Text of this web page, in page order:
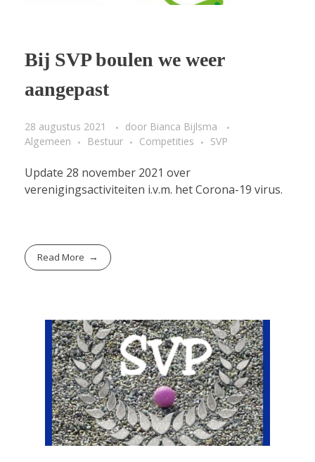
Bij SVP boulen we weer
aangepast
28 augustus 2021 door Bianca Bijlsma
Algemeen
Bestuur Competities SVP
Update 28 november 2021 over
verenigingsactiviteiten i.v.m. het Corona-19 virus.
Read More